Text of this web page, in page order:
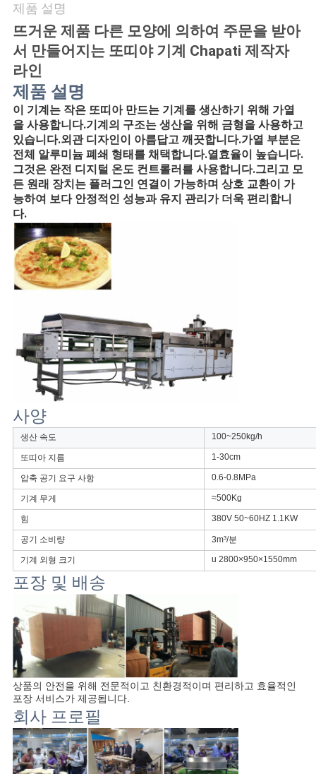
와
연
락
인
용
을
요
청
하
십
오
이
트
맵
PRIVACY
POLICY
제품 설명
뜨거운 제품 다른 모양에 의하여 주문을 받아
서 만들어지는 또띠야 기계 Chapati 제작자
라인
제품 설명
이 기계는 작은 또띠아 만드는 기계를 생산하기 위해 가열
을 사용합니다.기계의 구조는 생산을 위해 금형을 사용하고
있습니다.외관 디자인이 아름답고 깨끗합니다.가열 부분은
전체 알루미늄 폐쇄 형태를 채택합니다.열효율이 높습니다.
그것은 완전 디지털 온도 컨트롤러를 사용합니다.그리고 모
든 원래 장치는 플러그인 연결이 가능하며 상호 교환이 가
능하여 보다 안정적인 성능과 유지 관리가 더욱 편리합니
다.
사양
생산 속도 100~250kg/h
또띠아 지름 1-30cm
압축 공기 요구 사항 0.6-0.8MPa
기계 무게 ≈500Kg
힘 380V 50~60HZ 1.1KW
공기 소비량 3m³/분
기계 외형 크기 u 2800×950×1550mm
포장 및 배송
상품의 안전을 위해 전문적이고 친환경적이며 편리하고 효율적인
포장 서비스가 제공됩니다.
회사 프로필